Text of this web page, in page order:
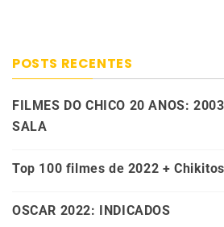
POSTS RECENTES
FILMES DO CHICO 20 ANOS:
SALA
Top 100 filmes de 2022 + Chikitos
OSCAR 2022: INDICADOS